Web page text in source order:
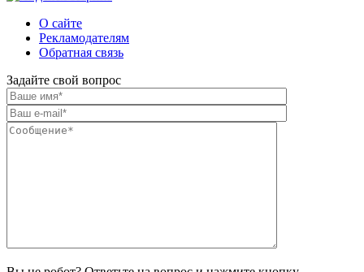
О сайте
Рекламодателям
Обратная связь
Задайте свой вопрос